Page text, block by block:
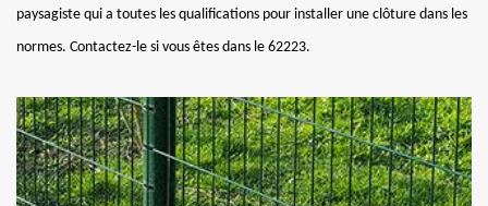
paysagiste qui a toutes les qualifications pour installer une clôture dans les
normes. Contactez-le si vous êtes dans le 62223.